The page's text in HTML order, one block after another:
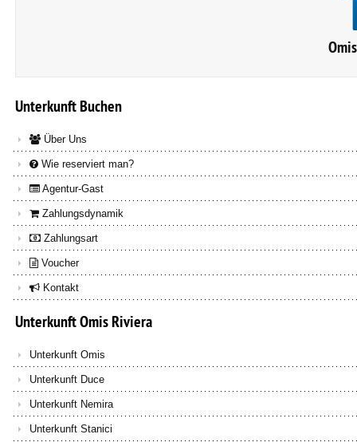
UnterkunftBuchen
Über Uns
Wie reserviert man?
Agentur-Gast
Zahlungsdynamik
Zahlungsart
Voucher
Kontakt
UnterkunftOmisRiviera
Unterkunft Omis
Unterkunft Duce
Unterkunft Nemira
Unterkunft Stanici